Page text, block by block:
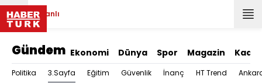
Canlı
Gündem Ekonomi Dünya Spor Magazin Kadın
Politika 3.Sayfa Eğitim Güvenlik İnanç HT Trend